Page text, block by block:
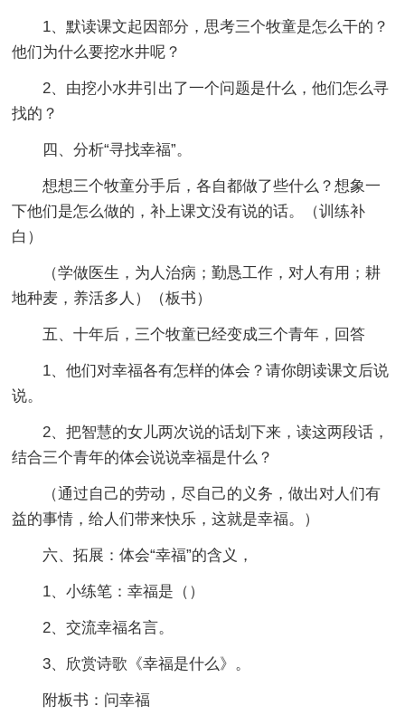
1、默读课文起因部分，思考三个牧童是怎么干的？
他们为什么要挖水井呢？
2、由挖小水井引出了一个问题是什么，他们怎么寻
找的？
四、分析“寻找幸福”。
想想三个牧童分手后，各自都做了些什么？想象一
下他们是怎么做的，补上课文没有说的话。（训练补
白）
（学做医生，为人治病；勤恳工作，对人有用；耕
地种麦，养活多人）（板书）
五、十年后，三个牧童已经变成三个青年，回答
1、他们对幸福各有怎样的体会？请你朗读课文后说
说。
2、把智慧的女儿两次说的话划下来，读这两段话，
结合三个青年的体会说说幸福是什么？
（通过自己的劳动，尽自己的义务，做出对人们有
益的事情，给人们带来快乐，这就是幸福。）
六、拓展：体会“幸福”的含义，
1、小练笔：幸福是（）
2、交流幸福名言。
3、欣赏诗歌《幸福是什么》。
附板书：问幸福